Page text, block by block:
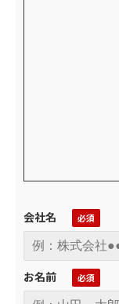
会社名
お名前